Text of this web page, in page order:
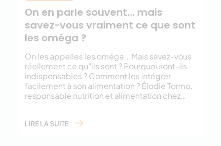
On en parle souvent… mais
savez-vous vraiment ce que sont
les oméga ?
On les appelles les oméga...Mais savez-vous
réellement ce qu"ils sont ? Pourquoi sont-ils
indispensables ? Comment les intégrer
facilement à son alimentation ? Élodie Tormo,
responsable nutrition et alimentation chez…
LIRE LA SUITE